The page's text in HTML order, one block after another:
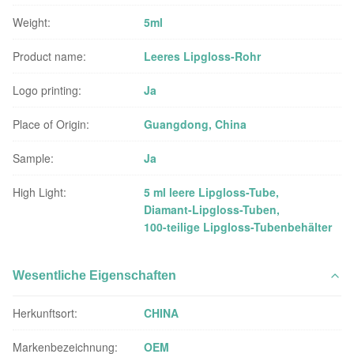
Weight: 5ml
Product name: Leeres Lipgloss-Rohr
Logo printing: Ja
Place of Origin: Guangdong, China
Sample: Ja
High Light: 5 ml leere Lipgloss-Tube,
Diamant-Lipgloss-Tuben,
100-teilige Lipgloss-Tubenbehälter
Wesentliche Eigenschaften
Herkunftsort: CHINA
Markenbezeichnung: OEM